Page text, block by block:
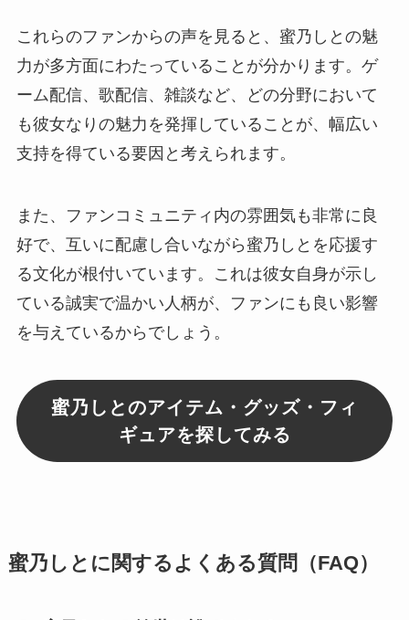
これらのファンからの声を見ると、蜜乃しとの魅
力が多方面にわたっていることが分かります。ゲ
ーム配信、歌配信、雑談など、どの分野において
も彼女なりの魅力を発揮していることが、幅広い
支持を得ている要因と考えられます。
また、ファンコミュニティ内の雰囲気も非常に良
好で、互いに配慮し合いながら蜜乃しとを応援す
る文化が根付いています。これは彼女自身が示し
ている誠実で温かい人柄が、ファンにも良い影響
を与えているからでしょう。
蜜乃しとのアイテム・グッズ・フィ
ギュアを探してみる
蜜乃しとに関するよくある質問（FAQ）